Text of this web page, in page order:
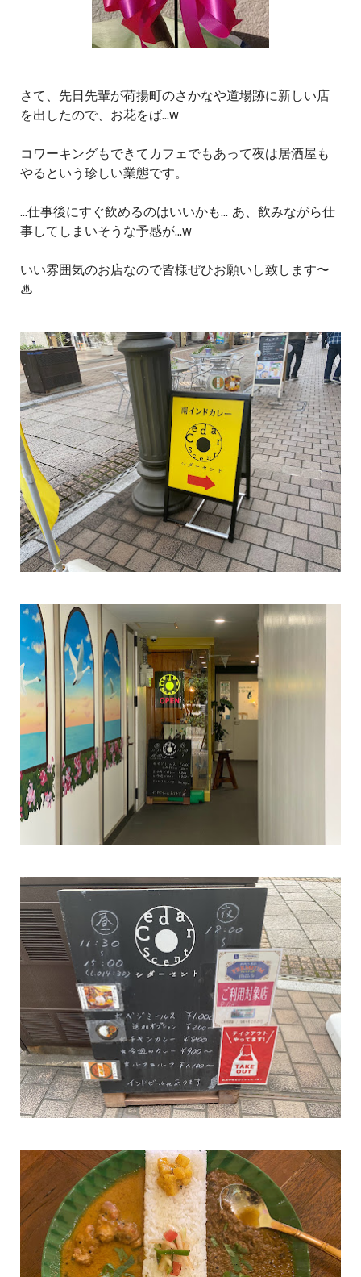
さて、先日先輩が荷揚町のさかなや道場跡に新しい店
を出したので、お花をば...w
コワーキングもできてカフェでもあって夜は居酒屋も
やるという珍しい業態です。
...仕事後にすぐ飲めるのはいいかも... あ、飲みながら仕
事してしまいそうな予感が...w
いい雰囲気のお店なので皆様ぜひお願いし致します〜
♨